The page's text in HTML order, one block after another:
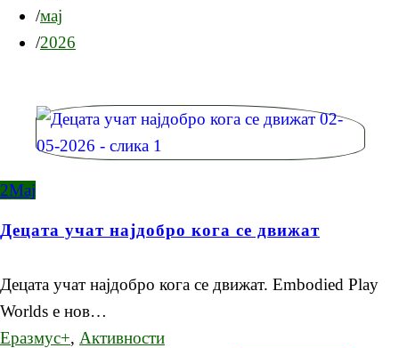
мај
2026
2Мај
Децата учат најдобро кога се движат
Децата учат најдобро кога се движат. Embodied Play
Worlds е нов…
Еразмус+, Активности